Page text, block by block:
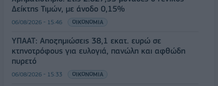
Δείκτης Τιμών, με άνοδο 0,15%
06/08/2026 - 15:46 ΟΙΚΟΝΟΜΙΑ
ΥΠΑΑΤ: Αποζημιώσεις 38,1 εκατ. ευρώ σε
κτηνοτρόφους για ευλογιά, πανώλη και αφθώδη
πυρετό
06/08/2026 - 15:33 ΟΙΚΟΝΟΜΙΑ